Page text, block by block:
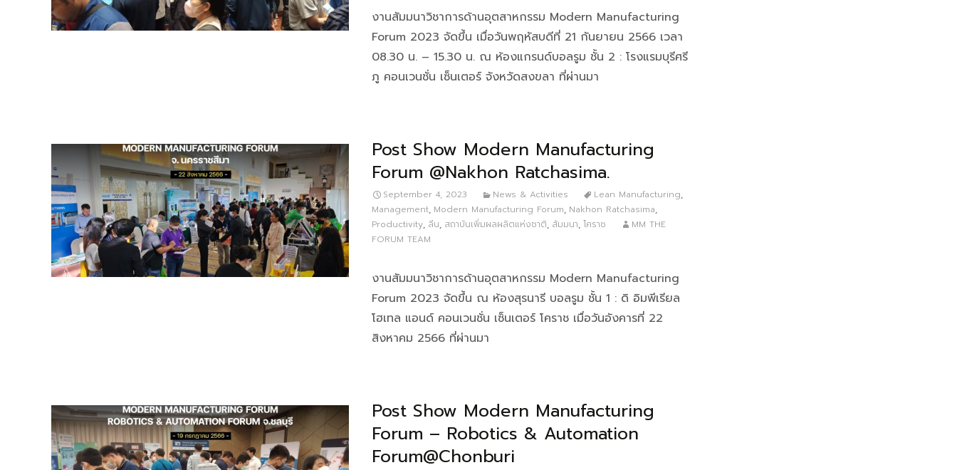
งานสัมมนาวิชาการด้านอุตสาหกรรม Modern Manufacturing
Forum 2023 จัดขึ้น เมื่อวันพฤหัสบดีที่ 21 กันยายน 2566 เวลา
08.30 น. – 15.30 น. ณ ห้องแกรนด์บอลรูม ชั้น 2 : โรงแรมบุรีศรี
ภู คอนเวนชั่น เซ็นเตอร์ จังหวัดสงขลา ที่ผ่านมา
Post Show Modern Manufacturing
Forum @Nakhon Ratchasima.
September 4, 2023 News & Activities Lean Manufacturing,
Management, Modern Manufacturing Forum, Nakhon Ratchasima,
Productivity, ลีน, สถาบันเพิ่มผลผลิตแห่งชาติ, สัมมนา, โคราช
MM THE
FORUM TEAM
งานสัมมนาวิชาการด้านอุตสาหกรรม Modern Manufacturing
Forum 2023 จัดขึ้น ณ ห้องสุรนารี บอลรูม ชั้น 1 : ดิ อิมพีเรียล ​
โฮเทล แอนด์ คอนเวนชั่น เซ็นเตอร์ โคราช เมื่อวันอังคารที่ 22
สิงหาคม 2566 ที่ผ่านมา
Post Show Modern Manufacturing
Forum – Robotics & Automation
Forum@Chonburi